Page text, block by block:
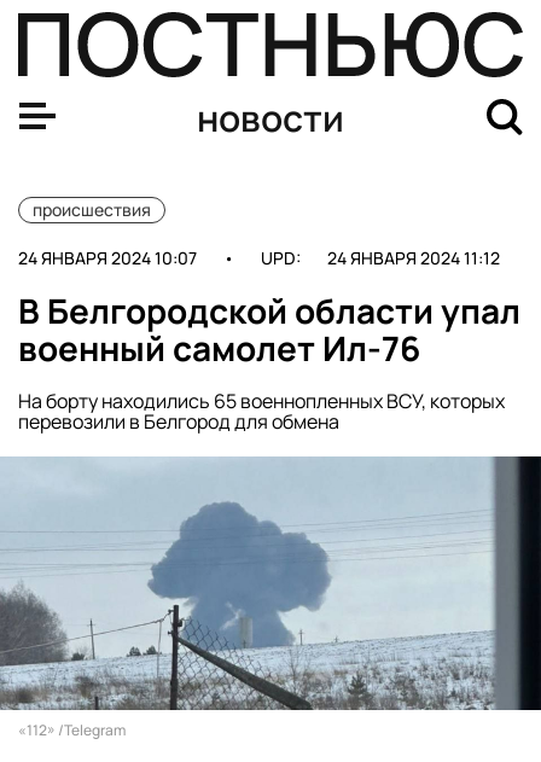
новости
происшествия
24 ЯНВАРЯ 2024 10:07 • UPD: 24 ЯНВАРЯ 2024 11:12
В Белгородской области упал
военный самолет Ил-76
На борту находились 65 военнопленных ВСУ, которых
перевозили в Белгород для обмена
«112» /Telegram
В Монголии Улан-Баторе взорвался грузовик с 60